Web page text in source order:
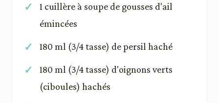
1 cuillère à soupe de gousses d'ail
émincées
180 ml (3/4 tasse) de persil haché
180 ml (3/4 tasse) d'oignons verts
(ciboules) hachés